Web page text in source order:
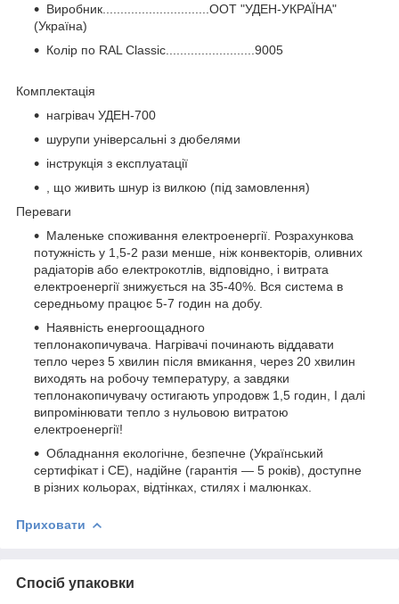
Виробник..............................ООТ "УДЕН-УКРАЇНА"
(Україна)
Колір по RAL Classic.........................9005
Комплектація
нагрівач УДЕН-700
шурупи універсальні з дюбелями
інструкція з експлуатації
, що живить шнур із вилкою (під замовлення)
Переваги
Маленьке споживання електроенергії. Розрахункова
потужність у 1,5-2 рази менше, ніж конвекторів, оливних
радіаторів або електрокотлів, відповідно, і витрата
електроенергії знижується на 35-40%. Вся система в
середньому працює 5-7 годин на добу.
Наявність енергоощадного
теплонакопичувача. Нагрівачі починають віддавати
тепло через 5 хвилин після вмикання, через 20 хвилин
виходять на робочу температуру, а завдяки
теплонакопичувачу остигають упродовж 1,5 годин, І далі
випромінювати тепло з нульовою витратою
електроенергії!
Обладнання екологічне, безпечне (Український
сертифікат і СЕ), надійне (гарантія — 5 років), доступне
в різних кольорах, відтінках, стилях і малюнках.
Приховати
Спосіб упаковки